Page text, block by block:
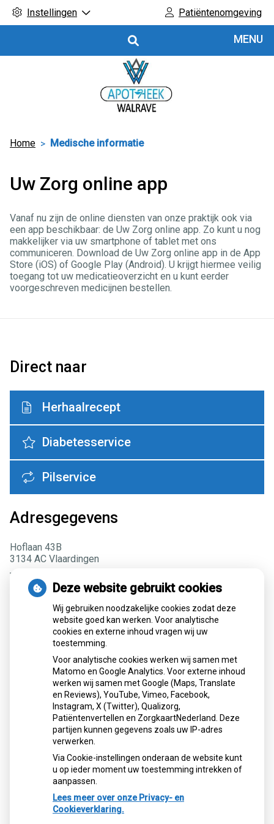
Instellingen Patiëntenomgeving
MENU
Home Medische informatie
Uw Zorg online app
Vanaf nu zijn de online diensten van onze praktijk ook via
een app beschikbaar: de Uw Zorg online app. Zo kunt u nog
makkelijker via uw smartphone of tablet met ons
communiceren. Download de Uw Zorg online app in de App
Store (iOS) of Google Play (Android). U krijgt hiermee veilig
toegang tot uw medicatieoverzicht en u kunt eerder
voorgeschreven medicijnen bestellen.
Farmacotherapeutisch Kompas
Het Farmacotherapeutisch Kompas van het
zorgverzekeringen
biedt informatie over in Nederland
verkrijgbare geneesmiddelen. Alle geneesmiddelen zijn
voorzien van duidelijke voorschrijf- en toepassingadviezen.
De website is primair bestemd voor artsen en apothekers
en degenen die voor deze beroepen worden opgeleid.
Op deze website vindt u op verschillende manieren
informatie. U kunt gericht zoeken op stof- of merknamen
van geneesmiddelen of op indicaties/diagnoses. U kunt
zoeken in specifieke geneesmiddelenteksten of in
achtergrondinformatie.
Farmacotherapeutisch Kompas
Direct naar
Herhaalrecept
Diabetesservice
Pilservice
Adresgegevens
Hoflaan 43B
3134 AC Vlaardingen
Tel:
010-4342093
Deze website gebruikt cookies
Wij gebruiken noodzakelijke cookies zodat deze
website goed kan werken. Voor analytische
cookies en externe inhoud vragen wij uw
toestemming.
Voor analytische cookies werken wij samen met
Matomo en Google Analytics. Voor externe inhoud
werken wij samen met Google (Maps, Translate
en Reviews), YouTube, Vimeo, Facebook,
Instagram, X (Twitter), Qualizorg,
Patiëntenvertellen en ZorgkaartNederland. Deze
partijen kunnen gegevens zoals uw IP-adres
verwerken.
Via Cookie-instellingen onderaan de website kunt
u op ieder moment uw toestemming intrekken of
aanpassen.
Lees meer over onze Privacy- en
Cookieverklaring.